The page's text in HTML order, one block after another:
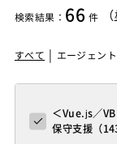
検索結果 ： 66 件 （
すべて エージェン
＜Vue.js／
保守支援（